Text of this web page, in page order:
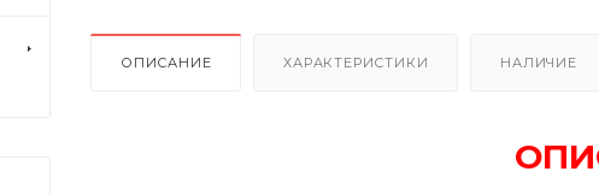
ОПИСАНИЕ ХАРАКТЕРИСТИКИ НАЛИЧИЕ